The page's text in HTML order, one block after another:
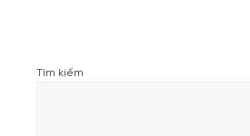
Tìm kiếm